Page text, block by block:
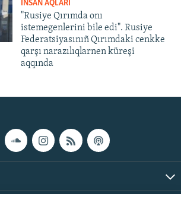
İNSAN AQLARI
"Rusiye Qırımda onı
istemegenlerini bile edi". Rusiye
Federatsiyasınıñ Qırımdaki cenkke
qarşı narazılıqlarnen küreşi
aqqında